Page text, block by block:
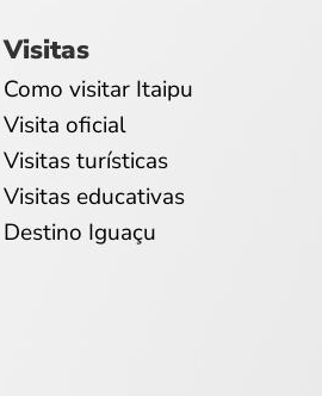
Visitas
Como visitar Itaipu
Visita oficial
Visitas turísticas
Visitas educativas
Destino Iguaçu